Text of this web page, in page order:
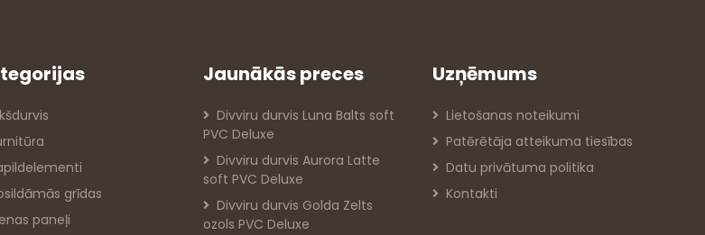
grīdas
paneļi
Jaunākās preces
Divviru durvis Luna Balts soft
PVC Deluxe
Divviru durvis Aurora Latte
soft PVC Deluxe
Divviru durvis Golda Zelts
ozols PVC Deluxe
Uzņēmums
Lietošanas noteikumi
Patērētāja atteikuma tiesības
Datu privātuma politika
Kontakti